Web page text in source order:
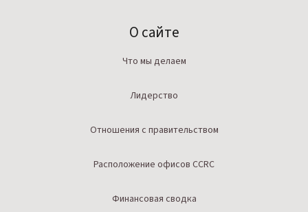
О сайте
Что мы делаем
Лидерство
Отношения с правительством
Расположение офисов CCRC
Финансовая сводка